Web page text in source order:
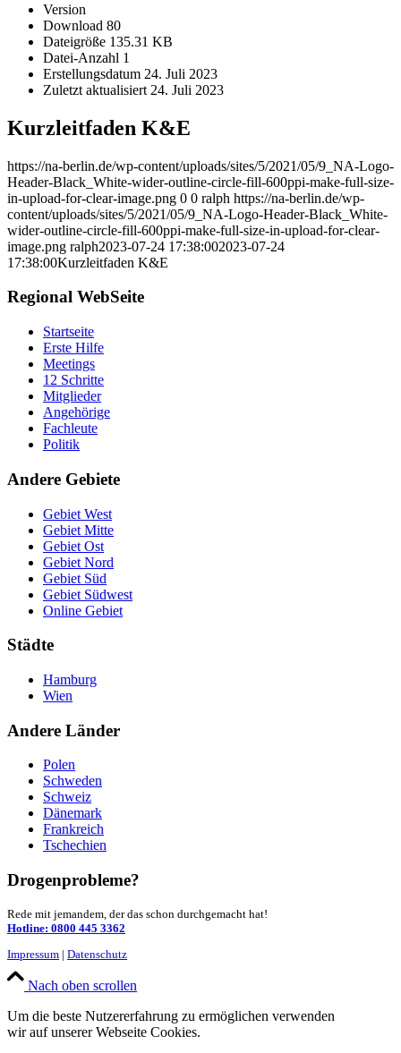
Version
Download 80
Dateigröße 135.31 KB
Datei-Anzahl 1
Erstellungsdatum 24. Juli 2023
Zuletzt aktualisiert 24. Juli 2023
Kurzleitfaden K&E
https://na-berlin.de/wp-content/uploads/sites/5/2021/05/9_NA-Logo-
Header-Black_White-wider-outline-circle-fill-600ppi-make-full-size-
in-upload-for-clear-image.png 0 0 ralph https://na-berlin.de/wp-
content/uploads/sites/5/2021/05/9_NA-Logo-Header-Black_White-
wider-outline-circle-fill-600ppi-make-full-size-in-upload-for-clear-
image.png ralph2023-07-24 17:38:002023-07-24
17:38:00Kurzleitfaden K&E
Regional WebSeite
Startseite
Erste Hilfe
Meetings
12 Schritte
Mitglieder
Angehörige
Fachleute
Politik
Andere Gebiete
Gebiet West
Gebiet Mitte
Gebiet Ost
Gebiet Nord
Gebiet Süd
Gebiet Südwest
Online Gebiet
Städte
Hamburg
Wien
Andere Länder
Polen
Schweden
Schweiz
Dänemark
Frankreich
Tschechien
Drogenprobleme?
Rede mit jemandem, der das schon durchgemacht hat!
Hotline: 0800 445 3362
Impressum | Datenschutz
Nach oben scrollen
Um die beste Nutzererfahrung zu ermöglichen verwenden
wir auf unserer Webseite Cookies.